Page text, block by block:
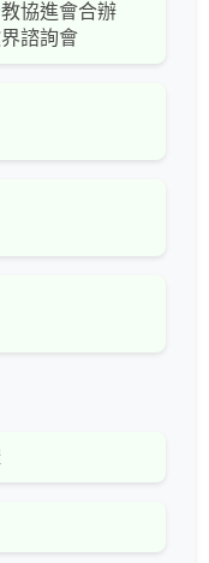
協進會合辦
諮詢會